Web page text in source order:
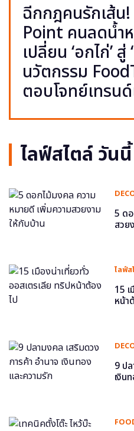
ฉีกกฎคนรักเส้น
Point คนลดน้ำห
เปลี่ยน ‘อกไก่’ สู่
นวัตกรรม
ตอบโจทย์เทรน
ไลฟ์สไตล์ วันนี้
5 ด
สวย
ไลฟ์ส
15
หน้า
9 ป
เงิน